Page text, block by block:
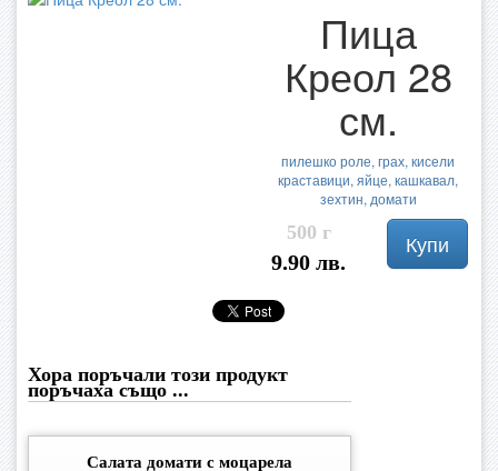
Пица
Креол 28
см.
пилешко роле, грах, кисели
краставици, яйце, кашкавал,
зехтин, домати
500 г
9.90 лв.
Купи
Хора поръчали този продукт
поръчаха също ...
Салата домати с моцарела